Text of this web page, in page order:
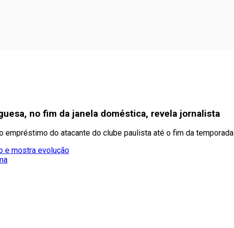
no fim da janela doméstica, revela jornalista
empréstimo do atacante do clube paulista até o fim da temporada
e mostra evolução